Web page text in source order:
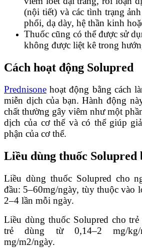
(nội tiết) và các tình trạng
phổi, dạ dày, hệ thần kinh
Thuốc cũng có thể được sử
không được liệt kê trong
Cách hoạt động Solupred
Prednisone hoạt động bằng cách
miễn dịch của bạn. Hành động
chất thường gây viêm như một
dịch của cơ thể và có thể giúp
phận của cơ thể.
Liều dùng thuốc Solupred
Liều dùng thuốc Solupred cho
đầu: 5–60mg/ngày, tùy thuộc vào
2–4 lần mỗi ngày.
Liều dùng thuốc Solupred cho trẻ
trẻ dùng từ 0,14–2 mg/kg/
mg/m2/ngày.